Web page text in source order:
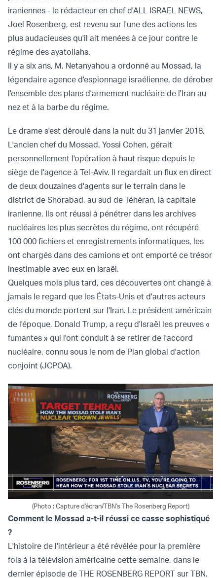
iraniennes - le rédacteur en chef d'ALL ISRAEL NEWS,
Joel Rosenberg, est revenu sur l'une des actions les
plus audacieuses qu'il ait menées à ce jour contre le
régime des ayatollahs.
Il y a six ans, M. Netanyahou a ordonné au Mossad, la
légendaire agence d'espionnage israélienne, de dérober
l'ensemble des plans d'armement nucléaire de l'Iran au
nez et à la barbe du régime.
Le drame s'est déroulé dans la nuit du 31 janvier 2018.
L'ancien chef du Mossad, Yossi Cohen, gérait
personnellement l'opération à haut risque depuis le
siège de l'agence à Tel-Aviv. Il regardait un flux en direct
de deux douzaines d'agents sur le terrain dans le
district de Shorabad, au sud de Téhéran, la capitale
iranienne. Ils ont réussi à pénétrer dans les archives
nucléaires les plus secrètes du régime, ont récupéré
100 000 fichiers et enregistrements informatiques, les
ont chargés dans des camions et ont emporté ce trésor
inestimable avec eux en Israël.
Quelques mois plus tard, ces découvertes ont changé à
jamais le regard que les États-Unis et d'autres acteurs
clés du monde portent sur l'Iran. Le président américain
de l'époque, Donald Trump, a reçu d'Israël les preuves «
fumantes » qui l'ont conduit à se retirer de l'accord
nucléaire, connu sous le nom de Plan global d'action
conjoint (JCPOA).
(Photo : Capture d'écran/TBN's The Rosenberg Report)
Comment le Mossad a-t-il réussi ce casse sophistiqué
?
L'histoire de l'intérieur a été révélée pour la première
fois à la télévision américaine cette semaine, dans le
dernier épisode de THE ROSENBERG REPORT sur TBN.